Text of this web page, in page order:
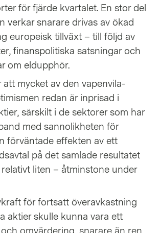
för fjärde kvartalet. En stor del
verkar snarare drivas av ökad
europeisk tillväxt – till följd av
finanspolitiska satsningar och
om eldupphör.
att mycket av den vapenvila-
redan är inprisad i
särskilt i de sektorer som har
med sannolikheten för
förväntade effekten av ett
på det samlade resultatet
liten – åtminstone under
för fortsatt överavkastning
aktier skulle kunna vara ett